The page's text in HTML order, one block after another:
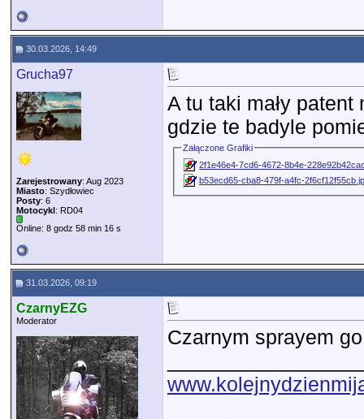
30.03.2026, 14:49
Grucha97
Zarejestrowany: Aug 2023
Miasto: Szydłowiec
Posty: 6
Motocykl: RD04
Online: 8 godz 58 min 16 s
A tu taki mały
gdzie te badyle
Załączone Grafiki
2f1e46e4-7cd6-4672-8b4e-
b53ecd65-cba8-479f-a4fc-
31.03.2026, 09:19
CzarnyEZG
Moderator
Czarnym sprayem